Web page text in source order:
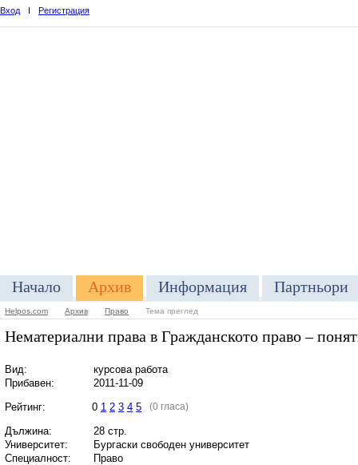
Вход I Регистрация
Начало Архив Информация Партньори
Helpos.com Архив Право Тема преглед
Нематериални права в Гражданското право –
Вид:
курсова работа
Прибавен:
2011-11-09
Рейтинг:
0 1 2 3 4 5 (0 гласа)
Дължина:
28 стр.
Университет:
Бургаски свободен университет
Специалност:
Право